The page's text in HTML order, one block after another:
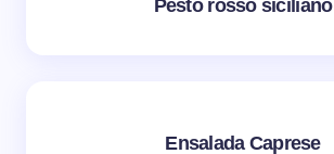
Pesto rosso siciliano
Ensalada Caprese